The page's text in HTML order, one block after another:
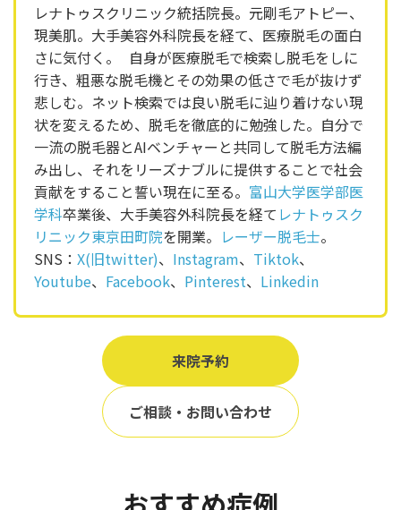
レナトゥスクリニック統括院長。元剛毛アトピー、
現美肌。大手美容外科院長を経て、医療脱毛の面白
さに気付く。 自身が医療脱毛で検索し脱毛をしに
行き、粗悪な脱毛機とその効果の低さで毛が抜けず
悲しむ。ネット検索では良い脱毛に辿り着けない現
状を変えるため、脱毛を徹底的に勉強した。自分で
一流の脱毛器とAIベンチャーと共同して脱毛方法編
み出し、それをリーズナブルに提供することで社会
貢献をすること誓い現在に至る。 富山大学医学部医
学科卒業後、大手美容外科院長を経て レナトゥスク
リニック東京田町院を開業。 レーザー脱毛士。
SNS： X(旧twitter)、 Instagram、 Tiktok、
Youtube、 Facebook、 Pinterest、 Linkedin
来院予約
ご相談・お問い合わせ
おすすめ症例